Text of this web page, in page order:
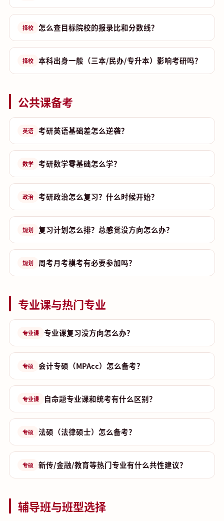
择校 怎么查目标院校的报录比和分数线？
择校 本科出身一般（三本/民办/专升本）影响考研吗？
公共课备考
英语 考研英语基础差怎么逆袭？
数学 考研数学零基础怎么学？
政治 考研政治怎么复习？什么时候开始？
规划 复习计划怎么排？总感觉没方向怎么办？
规划 周考月考模考有必要参加吗？
专业课与热门专业
专业课 专业课复习没方向怎么办？
专硕 会计专硕（MPAcc）怎么备考？
专业课 自命题专业课和统考有什么区别？
专硕 法硕（法律硕士）怎么备考？
专硕 新传/金融/教育等热门专业有什么共性建议？
辅导班与班型选择